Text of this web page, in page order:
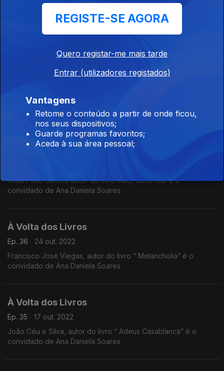
14 nov. 2022
À Volta dos Livros
Joana Bértholo autora do livro A história de Roma é a
convidada de Ana Daniela Soares
João Pinto Coelho autor do livro Mãe, doce mar é o
convidado de Ana Daniela Soares
À Volta dos Livros
Ep. 36
24 out. 2022
Francisco José Viegas, autor do livro “ Melancholia” é o
convidado de Ana Daniela Soares
À Volta dos Livros
Ep. 35
17 out. 2022
João Céu e Silva, autor do livro “ Adeus Casablanca” é o
convidado de Ana Daniela Soares
REGISTE-SE AGORA
Quero registar-me mais tarde
Entrar (utilizadores registados)
Vantagens
Retome o conteúdo a partir de onde ficou,
nos seus dispositivos;
Guarde programas favoritos;
Aceda à sua área pessoal;